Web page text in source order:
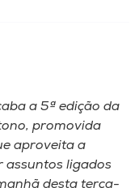
a 5ª edição da
promovida
aproveita a
assuntos ligados
desta terça-